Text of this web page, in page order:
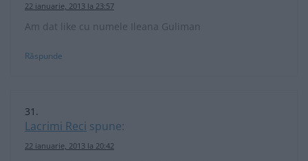
22 ianuarie, 2013 la 23:57
Am dat like cu numele Ileana Guliman
Răspunde
Lacrimi Reci spune:
22 ianuarie, 2013 la 20:42